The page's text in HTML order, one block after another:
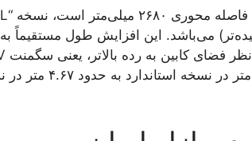
(۷.۵ سانتی‌متر کشیده‌تر) می‌باشد. این افزایش طول